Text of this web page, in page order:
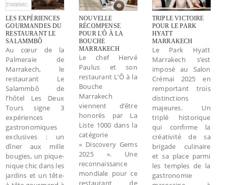
LES EXPÉRIENCES
GOURMANDES DU
RESTAURANT LE
SALAMMBÔ
Au cœur de la
Palmeraie de
Marrakech, le
restaurant Le
Salammbô de
l’hôtel Les Deux
Tours signe 3
expériences
gastronomiques
exclusives : un
dîner aux mille
bougies, un pique-
nique chic dans les
jardins et un tête-
NOUVELLE
RÉCOMPENSE
POUR L'Ô À LA
BOUCHE
MARRAKECH
Le chef Hervé
Paulus et son
restaurant L’Ô à la
Bouche
Marrakech
viennent d’être
honorés par La
Liste 1000 dans la
catégorie
« Discovery Gems
2025 ». Une
reconnaissance
mondiale pour ce
restaurant de
TRIPLE VICTOIRE
POUR LE PARK
HYATT
MARRAKECH
Le Park Hyatt
Marrakech s’est
imposé au Salon
Crémai 2025 en
remportant trois
distinctions
majeures. Un
triplé historique
qui confirme la
créativité de sa
brigade culinaire
et sa place parmi
les temples de la
gastronomie